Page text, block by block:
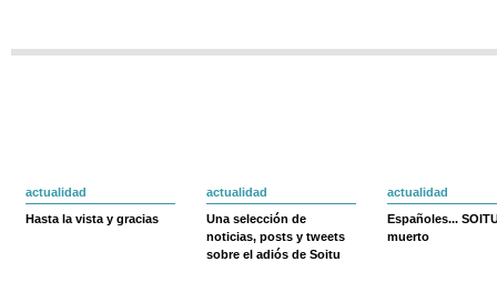
actualidad
Hasta la vista y gracias
actualidad
Una selección de
noticias, posts y tweets
sobre el adiós de Soitu
actualidad
Españoles...
muerto